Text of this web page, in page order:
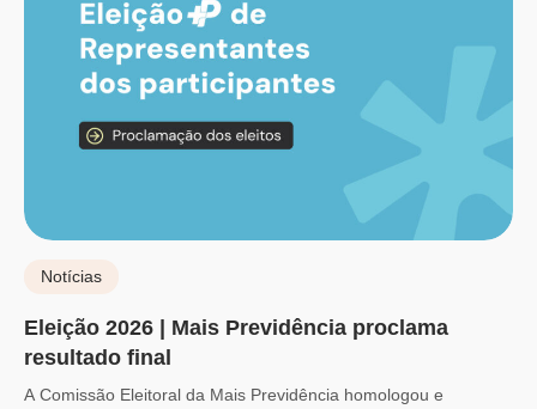
Notícias
Eleição 2026 | Mais Previdência proclama
resultado final
A Comissão Eleitoral da Mais Previdência homologou e